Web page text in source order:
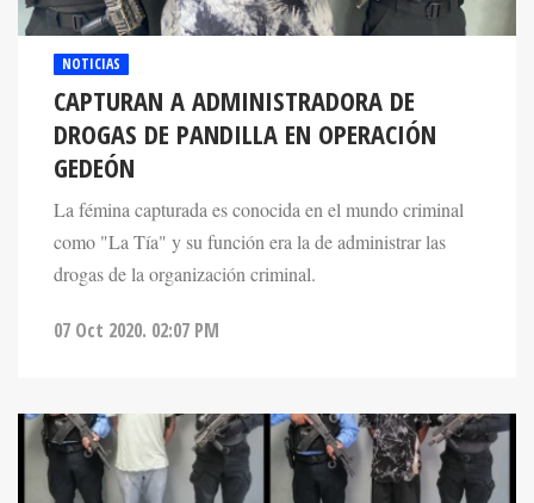
NOTICIAS
CAPTURAN A ADMINISTRADORA DE
DROGAS DE PANDILLA EN OPERACIÓN
GEDEÓN
La fémina capturada es conocida en el mundo criminal
como "La Tía" y su función era la de administrar las
drogas de la organización criminal.
07 Oct 2020. 02:07 PM